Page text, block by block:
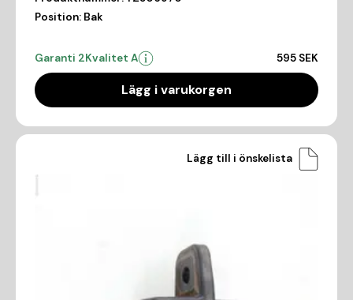
Position: Bak
Garanti 2Kvalitet A 595 SEK
Lägg i varukorgen
Lägg till i önskelista